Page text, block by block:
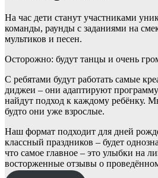
На час дети станут участниками
команды, раунды с заданиями на
мультиков и песен.
Осторожно: будут танцы и очень
С ребятами будут работать самые
диджеи – они адаптируют
найдут подход к каждому ребёнку.
будто они уже взрослые.
Наш формат подходит для дней
классный праздников – будет
что самое главное – это улыбки на
восторженные отзывы о